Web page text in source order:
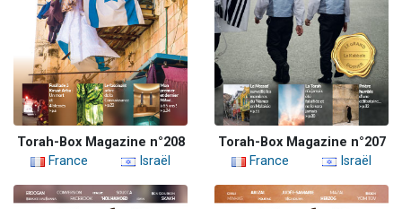
Torah-Box Magazine n°208
France
Israël
Torah-Box Magazine n°207
France
Israël